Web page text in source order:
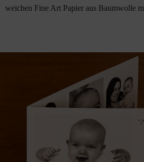
weichen Fine Art Papier aus Baumwolle